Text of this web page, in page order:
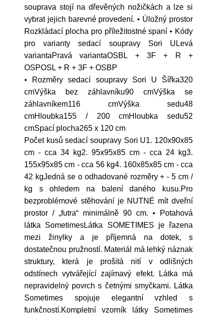
souprava stojí na dřevěných nožičkách a lze si
vybrat jejich barevné provedení. • Úložný prostor
Rozkládací plocha pro příležitostné spaní • Kódy
pro varianty sedací soupravy Sori ULevá
variantaPravá variantaOSBL + 3F + R +
OSPOSL + R + 3F + OSBP
• Rozměry sedací soupravy Sori U Šířka320
cmVýška bez záhlavníku90 cmVýška se
záhlavníkem116 cmVýška sedu48
cmHloubka155 / 200 cmHloubka sedu52
cmSpací plocha265 x 120 cm
Počet kusů sedací soupravy Sori U1. 120x90x85
cm - cca 34 kg2. 95x95x85 cm - cca 24 kg3.
155x95x85 cm - cca 56 kg4. 160x85x85 cm - cca
42 kgJedná se o odhadované rozměry + - 5 cm /
kg s ohledem na balení daného kusu.Pro
bezproblémové stěhování je NUTNÉ mít dveřní
prostor / „futra“ minimálně 90 cm. • Potahová
látka SometimesLátka SOMETIMES je řazena
mezi žinylky a je příjemná na dotek, s
dostatečnou pružností. Materiál má lehký náznak
struktury, která je prošitá nití v odlišných
odstínech vytvářející zajímavý efekt. Látka má
nepravidelný povrch s četnými smyčkami. Látka
Sometimes spojuje elegantní vzhled s
funkčností.Kompletní vzorník látky Sometimes